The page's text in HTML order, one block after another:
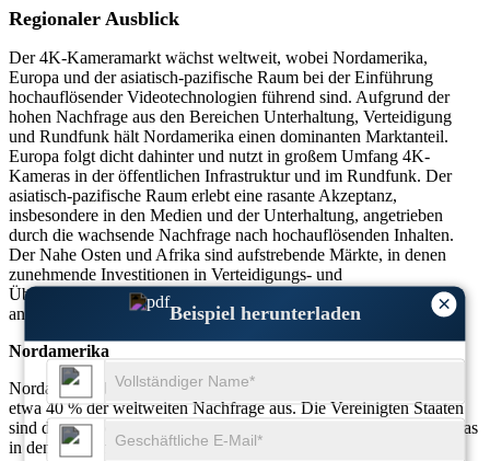
×
Beispiel herunterladen
Regionaler Ausblick
Der 4K-Kameramarkt wächst weltweit, wobei Nordamerika,
Europa und der asiatisch-pazifische Raum bei der Einführung
hochauflösender Videotechnologien führend sind. Aufgrund der
hohen Nachfrage aus den Bereichen Unterhaltung, Verteidigung
und Rundfunk hält Nordamerika einen dominanten Marktanteil.
Europa folgt dicht dahinter und nutzt in großem Umfang 4K-
Kameras in der öffentlichen Infrastruktur und im Rundfunk. Der
asiatisch-pazifische Raum erlebt eine rasante Akzeptanz,
insbesondere in den Medien und der Unterhaltung, angetrieben
durch die wachsende Nachfrage nach hochauflösenden Inhalten.
Der Nahe Osten und Afrika sind aufstrebende Märkte, in denen
zunehmende Investitionen in Verteidigungs- und
Überwachungstechnologien die Nachfrage nach 4K-Kameras
ankurbeln.
Nordamerika
Nordamerika bleibt der größte Markt für 4K-Kameras und macht
etwa 40 % der weltweiten Nachfrage aus. Die Vereinigten Staaten
sind der Hauptakteur mit einer starken Nachfrage nach 4K-Kameras
in den Bereichen Unterhaltung, Verteidigung und Rundfunk. Der